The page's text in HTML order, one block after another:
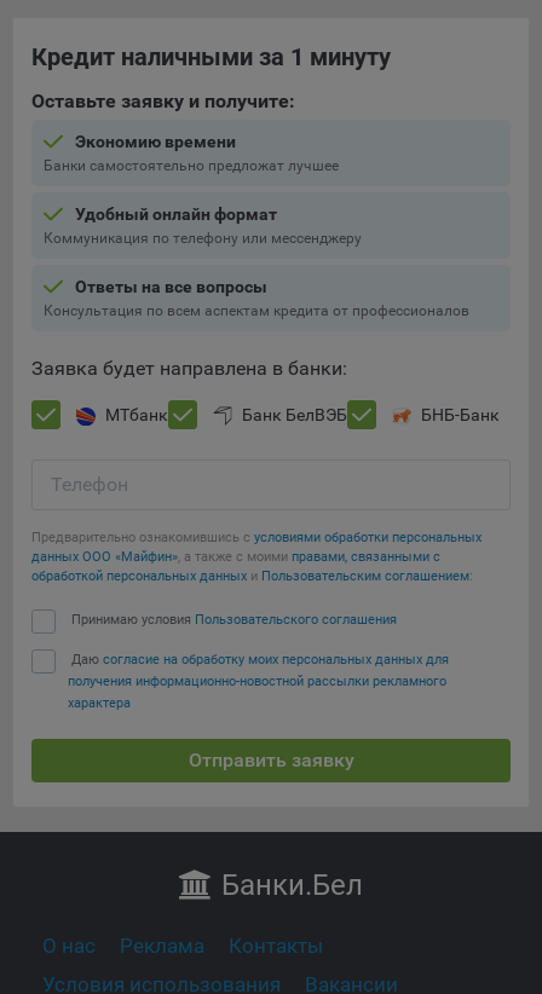
Кредит наличными за 1 минуту
Оставьте заявку и получите:
Экономию времени
Банки самостоятельно предложат лучшее
Удобный онлайн формат
Коммуникация по телефону или мессенджеру
Ответы на все вопросы
Консультация по всем аспектам кредита от профессионалов
Заявка будет направлена в банки:
МТбанк Банк БелВЭБ БНБ-Банк
Телефон
Предварительно ознакомившись с условиями обработки персональных
данных ООО «Майфин», а также с моими правами, связанными с
обработкой персональных данных и Пользовательским соглашением:
Принимаю условия Пользовательского соглашения
Даю согласие на обработку моих персональных данных для
получения информационно-новостной рассылки рекламного
характера
Отправить заявку
Банки.Бел
О нас Реклама
Контакты
Условия использования
Вакансии